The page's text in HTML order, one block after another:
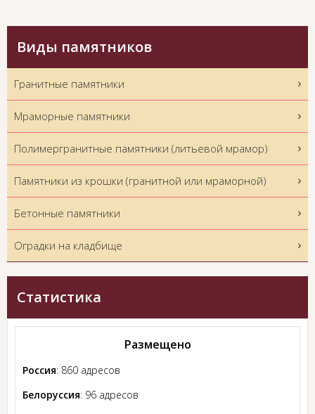
Виды памятников
Гранитные памятники
Мраморные памятники
Полимергранитные памятники (литьевой мрамор)
Памятники из крошки (гранитной или мраморной)
Бетонные памятники
Оградки на кладбище
Статистика
Размещено
Россия: 860 адресов
Белоруссия: 96 адресов